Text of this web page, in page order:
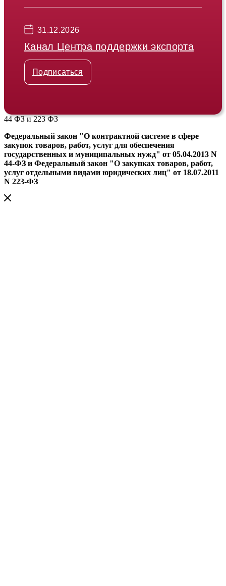
31.12.2026
Канал Центра поддержки экспорта
Подписаться
44 ФЗ и 223 ФЗ
Федеральный закон "О контрактной системе в сфере
закупок товаров, работ, услуг для обеспечения
государственных и муниципальных нужд" от 05.04.2013 N
44-ФЗ и Федеральный закон "О закупках товаров, работ,
услуг отдельными видами юридических лиц" от 18.07.2011
N 223-ФЗ